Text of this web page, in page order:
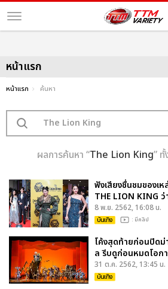
หน้าแรก
หน้าแรก ค้นหา
ผลการค้นหา “The Lion King”
ฟังเสียงชื่นชมของเห
THE LION KING
8 พ.ย. 2562, 16:08 น.
บันเทิง : มีคลิป
โค้งสุดท้ายก่อนปิดม่
ล รีบดูก่อนหมดโอก
31 ต.ค. 2562, 13:45 น.
บันเทิง